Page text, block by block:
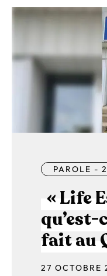
PAROLE -
« Life
qu’est-
fait au
27 OCTOBRE